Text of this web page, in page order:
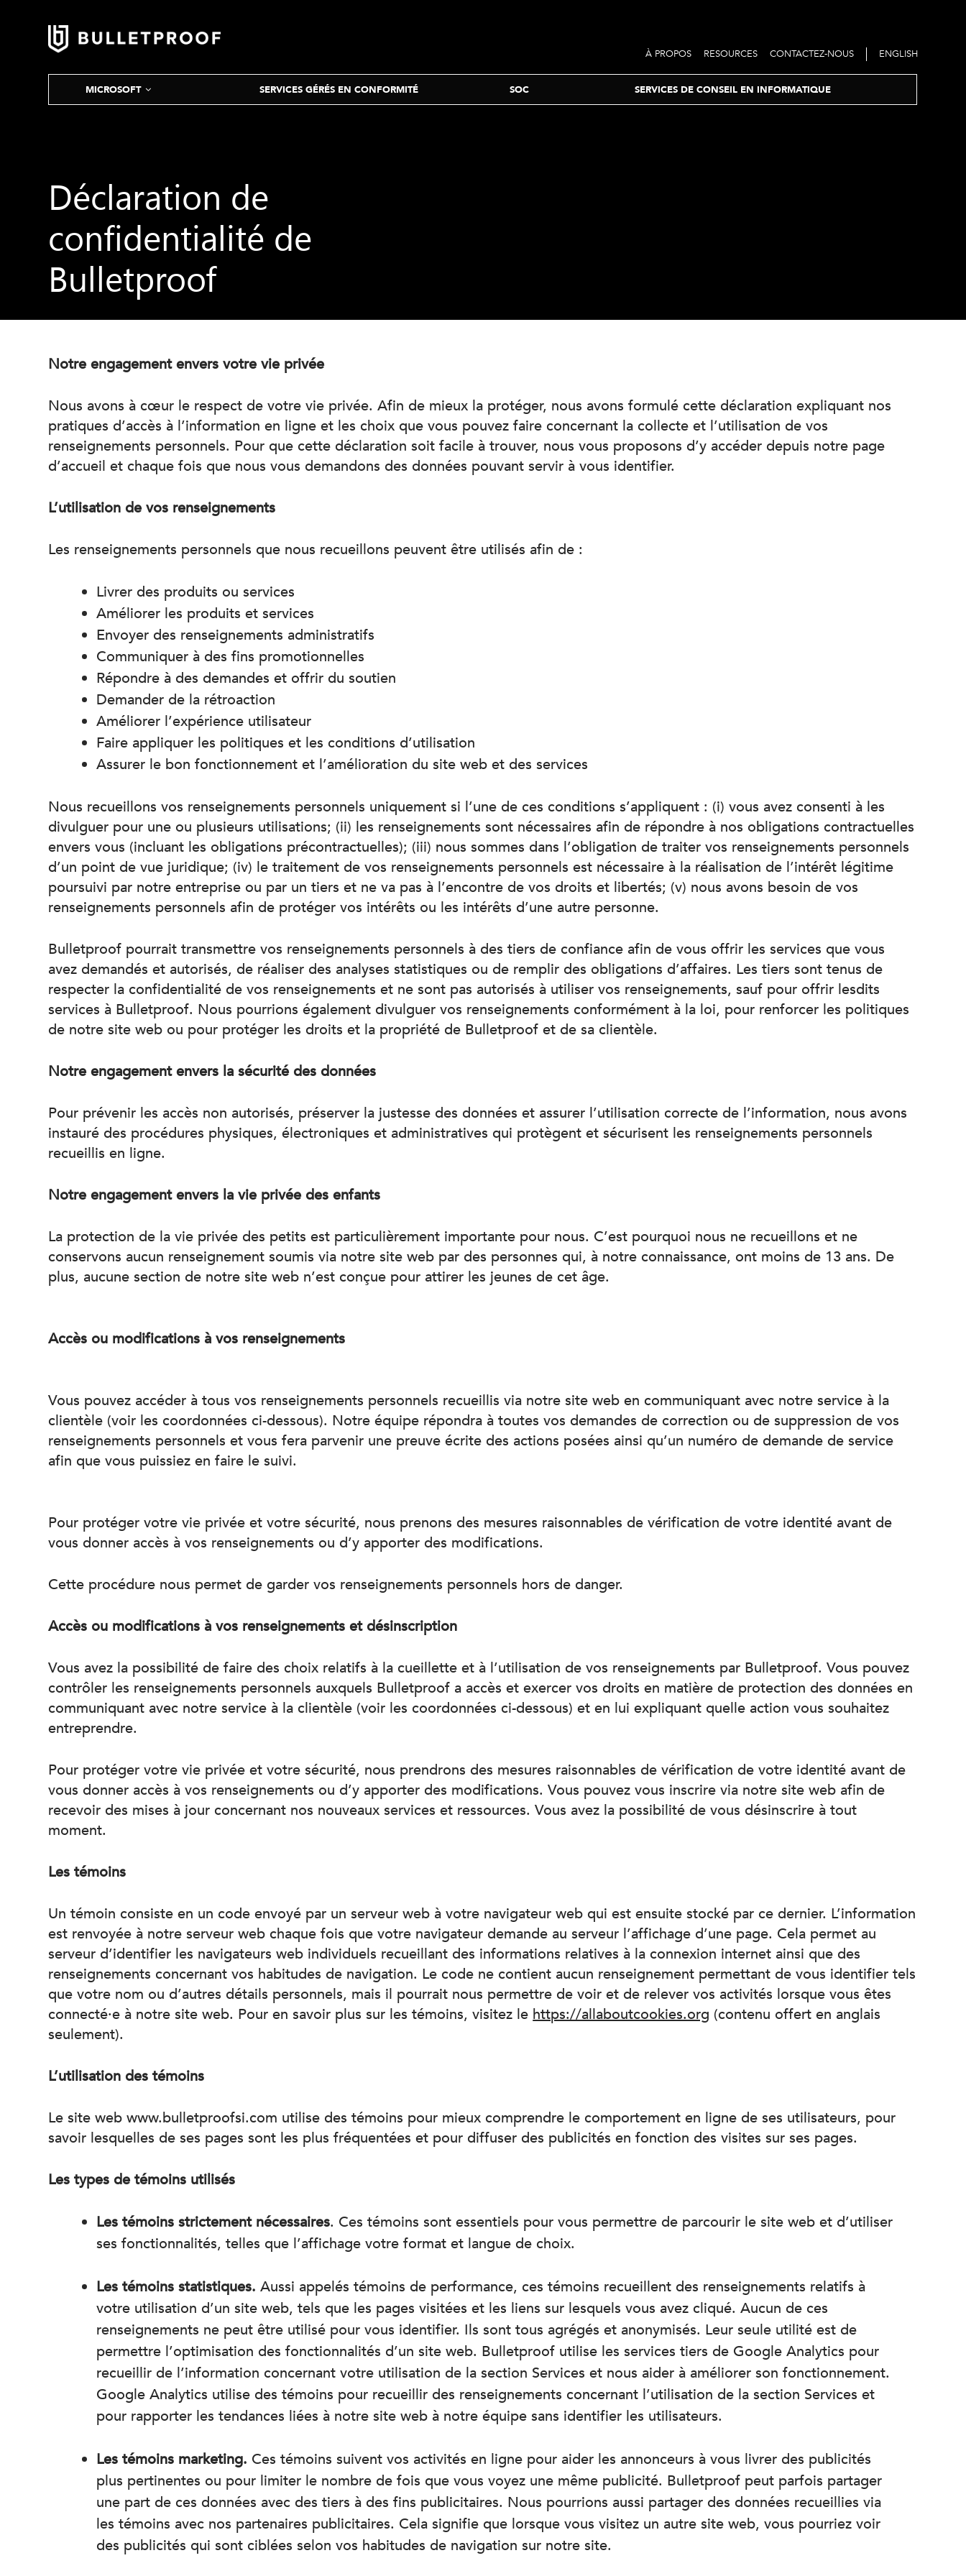
contenu
À PROPOS RESOURCES CONTACTEZ-NOUS ENGLISH
MICROSOFT SERVICES GÉRÉS EN CONFORMITÉ SOC SERVICES DE CONSEIL EN INFORMATIQUE
Déclaration de
confidentialité de
Bulletproof
Notre engagement envers votre vie privée
Nous avons à cœur le respect de votre vie privée. Afin de mieux la protéger, nous avons formulé cette déclaration expliquant nos
pratiques d’accès à l’information en ligne et les choix que vous pouvez faire concernant la collecte et l’utilisation de vos
renseignements personnels. Pour que cette déclaration soit facile à trouver, nous vous proposons d’y accéder depuis notre page
d’accueil et chaque fois que nous vous demandons des données pouvant servir à vous identifier.
L’utilisation de vos renseignements
Les renseignements personnels que nous recueillons peuvent être utilisés afin de :
Livrer des produits ou services
Améliorer les produits et services
Envoyer des renseignements administratifs
Communiquer à des fins promotionnelles
Répondre à des demandes et offrir du soutien
Demander de la rétroaction
Améliorer l’expérience utilisateur
Faire appliquer les politiques et les conditions d’utilisation
Assurer le bon fonctionnement et l’amélioration du site web et des services
Nous recueillons vos renseignements personnels uniquement si l’une de ces conditions s’appliquent : (i) vous avez consenti à les
divulguer pour une ou plusieurs utilisations; (ii) les renseignements sont nécessaires afin de répondre à nos obligations contractuelles
envers vous (incluant les obligations précontractuelles); (iii) nous sommes dans l’obligation de traiter vos renseignements personnels
d’un point de vue juridique; (iv) le traitement de vos renseignements personnels est nécessaire à la réalisation de l’intérêt légitime
poursuivi par notre entreprise ou par un tiers et ne va pas à l’encontre de vos droits et libertés; (v) nous avons besoin de vos
renseignements personnels afin de protéger vos intérêts ou les intérêts d’une autre personne.
Bulletproof pourrait transmettre vos renseignements personnels à des tiers de confiance afin de vous offrir les services que vous
avez demandés et autorisés, de réaliser des analyses statistiques ou de remplir des obligations d’affaires. Les tiers sont tenus de
respecter la confidentialité de vos renseignements et ne sont pas autorisés à utiliser vos renseignements, sauf pour offrir lesdits
services à Bulletproof. Nous pourrions également divulguer vos renseignements conformément à la loi, pour renforcer les politiques
de notre site web ou pour protéger les droits et la propriété de Bulletproof et de sa clientèle.
Notre engagement envers la sécurité des données
Pour prévenir les accès non autorisés, préserver la justesse des données et assurer l’utilisation correcte de l’information, nous avons
instauré des procédures physiques, électroniques et administratives qui protègent et sécurisent les renseignements personnels
recueillis en ligne.
Notre engagement envers la vie privée des enfants
La protection de la vie privée des petits est particulièrement importante pour nous. C’est pourquoi nous ne recueillons et ne
conservons aucun renseignement soumis via notre site web par des personnes qui, à notre connaissance, ont moins de 13 ans. De
plus, aucune section de notre site web n’est conçue pour attirer les jeunes de cet âge.
Accès ou modifications à vos renseignements
Vous pouvez accéder à tous vos renseignements personnels recueillis via notre site web en communiquant avec notre service à la
clientèle (voir les coordonnées ci-dessous). Notre équipe répondra à toutes vos demandes de correction ou de suppression de vos
renseignements personnels et vous fera parvenir une preuve écrite des actions posées ainsi qu’un numéro de demande de service
afin que vous puissiez en faire le suivi.
Pour protéger votre vie privée et votre sécurité, nous prenons des mesures raisonnables de vérification de votre identité avant de
vous donner accès à vos renseignements ou d’y apporter des modifications.
Cette procédure nous permet de garder vos renseignements personnels hors de danger.
Accès ou modifications à vos renseignements et désinscription
Vous avez la possibilité de faire des choix relatifs à la cueillette et à l’utilisation de vos renseignements par Bulletproof. Vous pouvez
contrôler les renseignements personnels auxquels Bulletproof a accès et exercer vos droits en matière de protection des données en
communiquant avec notre service à la clientèle (voir les coordonnées ci-dessous) et en lui expliquant quelle action vous souhaitez
entreprendre.
Pour protéger votre vie privée et votre sécurité, nous prendrons des mesures raisonnables de vérification de votre identité avant de
vous donner accès à vos renseignements ou d’y apporter des modifications. Vous pouvez vous inscrire via notre site web afin de
recevoir des mises à jour concernant nos nouveaux services et ressources. Vous avez la possibilité de vous désinscrire à tout
moment.
Les témoins
Un témoin consiste en un code envoyé par un serveur web à votre navigateur web qui est ensuite stocké par ce dernier. L’information
est renvoyée à notre serveur web chaque fois que votre navigateur demande au serveur l’affichage d’une page. Cela permet au
serveur d’identifier les navigateurs web individuels recueillant des informations relatives à la connexion internet ainsi que des
renseignements concernant vos habitudes de navigation. Le code ne contient aucun renseignement permettant de vous identifier tels
que votre nom ou d’autres détails personnels, mais il pourrait nous permettre de voir et de relever vos activités lorsque vous êtes
connecté·e à notre site web. Pour en savoir plus sur les témoins, visitez le https://allaboutcookies.org (contenu offert en anglais
seulement).
L’utilisation des témoins
Le site web www.bulletproofsi.com utilise des témoins pour mieux comprendre le comportement en ligne de ses utilisateurs, pour
savoir lesquelles de ses pages sont les plus fréquentées et pour diffuser des publicités en fonction des visites sur ses pages.
Les types de témoins utilisés
Les témoins strictement nécessaires. Ces témoins sont essentiels pour vous permettre de parcourir le site web et d’utiliser
ses fonctionnalités, telles que l’affichage votre format et langue de choix.
Les témoins statistiques. Aussi appelés témoins de performance, ces témoins recueillent des renseignements relatifs à
votre utilisation d’un site web, tels que les pages visitées et les liens sur lesquels vous avez cliqué. Aucun de ces
renseignements ne peut être utilisé pour vous identifier. Ils sont tous agrégés et anonymisés. Leur seule utilité est de
permettre l’optimisation des fonctionnalités d’un site web. Bulletproof utilise les services tiers de Google Analytics pour
recueillir de l’information concernant votre utilisation de la section Services et nous aider à améliorer son fonctionnement.
Google Analytics utilise des témoins pour recueillir des renseignements concernant l’utilisation de la section Services et
pour rapporter les tendances liées à notre site web à notre équipe sans identifier les utilisateurs.
Les témoins marketing. Ces témoins suivent vos activités en ligne pour aider les annonceurs à vous livrer des publicités
plus pertinentes ou pour limiter le nombre de fois que vous voyez une même publicité. Bulletproof peut parfois partager
une part de ces données avec des tiers à des fins publicitaires. Nous pourrions aussi partager des données recueillies via
les témoins avec nos partenaires publicitaires. Cela signifie que lorsque vous visitez un autre site web, vous pourriez voir
des publicités qui sont ciblées selon vos habitudes de navigation sur notre site.